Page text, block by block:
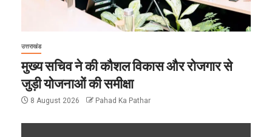
उत्तराखंड
मुख्य सचिव ने की कौशल विकास और रोजगार से
जुड़ी योजनाओं की समीक्षा
8 August 2026 Pahad Ka Pathar